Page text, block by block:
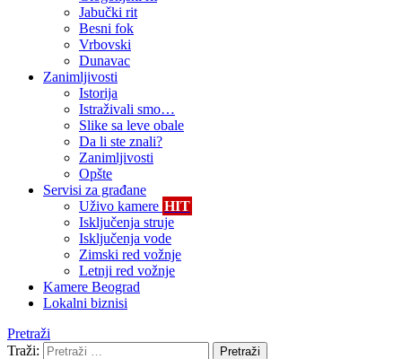
Jabučki rit
Besni fok
Vrbovski
Dunavac
Zanimljivosti
Istorija
Istraživali smo…
Slike sa leve obale
Da li ste znali?
Zanimljivosti
Opšte
Servisi za građane
Uživo kamere HIT
Isključenja struje
Isključenja vode
Zimski red vožnje
Letnji red vožnje
Kamere Beograd
Lokalni biznisi
Pretraži
Traži:
Pretraži